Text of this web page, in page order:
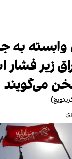
وابسته به
زیر فشار
می‌گویند